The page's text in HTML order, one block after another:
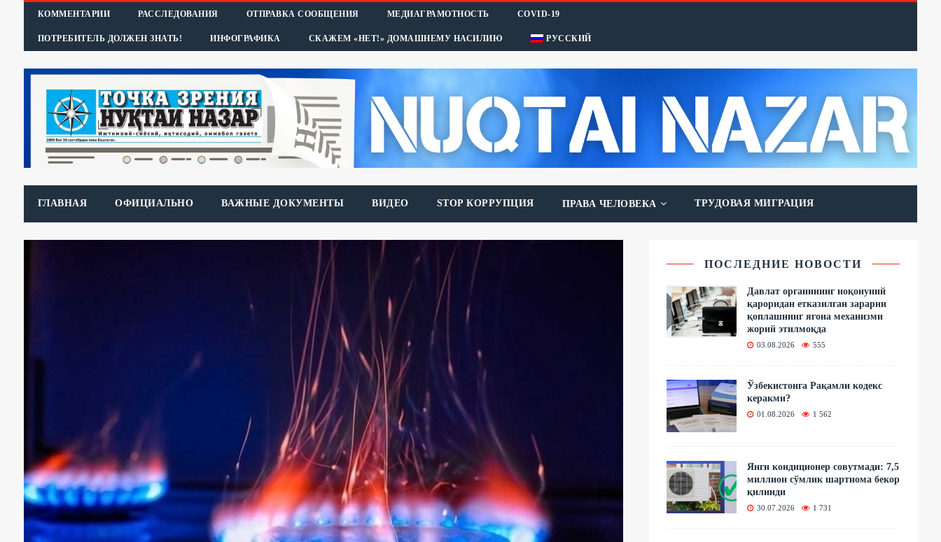
КОММЕНТАРИИ РАССЛЕДОВАНИЯ ОТПРАВКА СООБЩЕНИЯ МЕДИАГРАМОТНОСТЬ COVID-19
ПОТРЕБИТЕЛЬ ДОЛЖЕН ЗНАТЬ! ИНФОГРАФИКА СКАЖЕМ «НЕТ!» ДОМАШНЕМУ НАСИЛИЮ РУССКИЙ
ГЛАВНАЯ ОФИЦИАЛЬНО ВАЖНЫЕ ДОКУМЕНТЫ ВИДЕО STOP КОРРУПЦИЯ ПРАВА ЧЕЛОВЕКА ТРУДОВАЯ МИГРАЦИЯ
ПОСЛЕДНИЕ НОВОСТИ
Давлат органининг ноқонуний
қароридан етказилган зарарни
қоплашнинг ягона механизми
жорий этилмоқда
03.08.2026 555
Ўзбекистонга Рақамли кодекс
керакми?
01.08.2026 1 562
Янги кондиционер совутмади: 7,5
миллион сўмлик шартнома бекор
қилинди
30.07.2026 1 731